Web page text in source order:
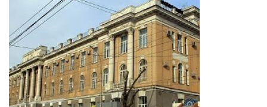
в
мошенничестве